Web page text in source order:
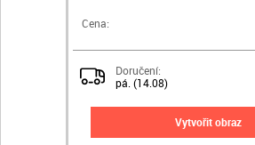
Cena:
Doručení:
pá. (14.08)
vytvořit obraz